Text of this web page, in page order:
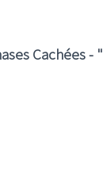
Cachées - "